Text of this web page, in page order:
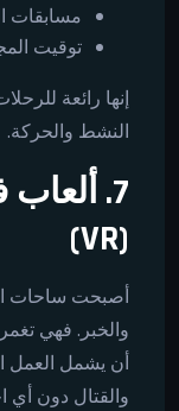
مسابقات
توقيت
إنها رائعة
النشط والحركة.
7.
(VR)
أصبحت ساحات
والخبر. فهي
أن يشمل العمل
والقتال دون